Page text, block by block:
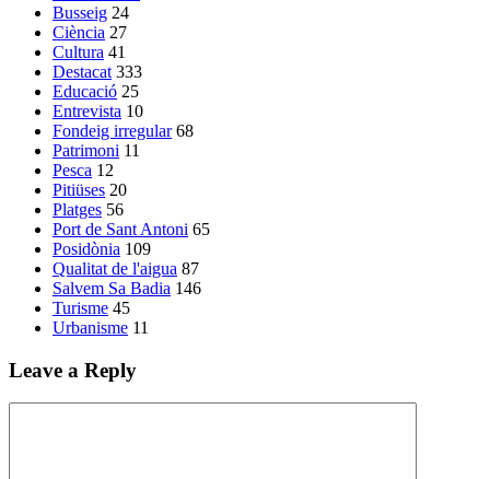
Busseig 24
Ciència 27
Cultura 41
Destacat 333
Educació 25
Entrevista 10
Fondeig irregular 68
Patrimoni 11
Pesca 12
Pitiüses 20
Platges 56
Port de Sant Antoni 65
Posidònia 109
Qualitat de l'aigua 87
Salvem Sa Badia 146
Turisme 45
Urbanisme 11
Leave a Reply